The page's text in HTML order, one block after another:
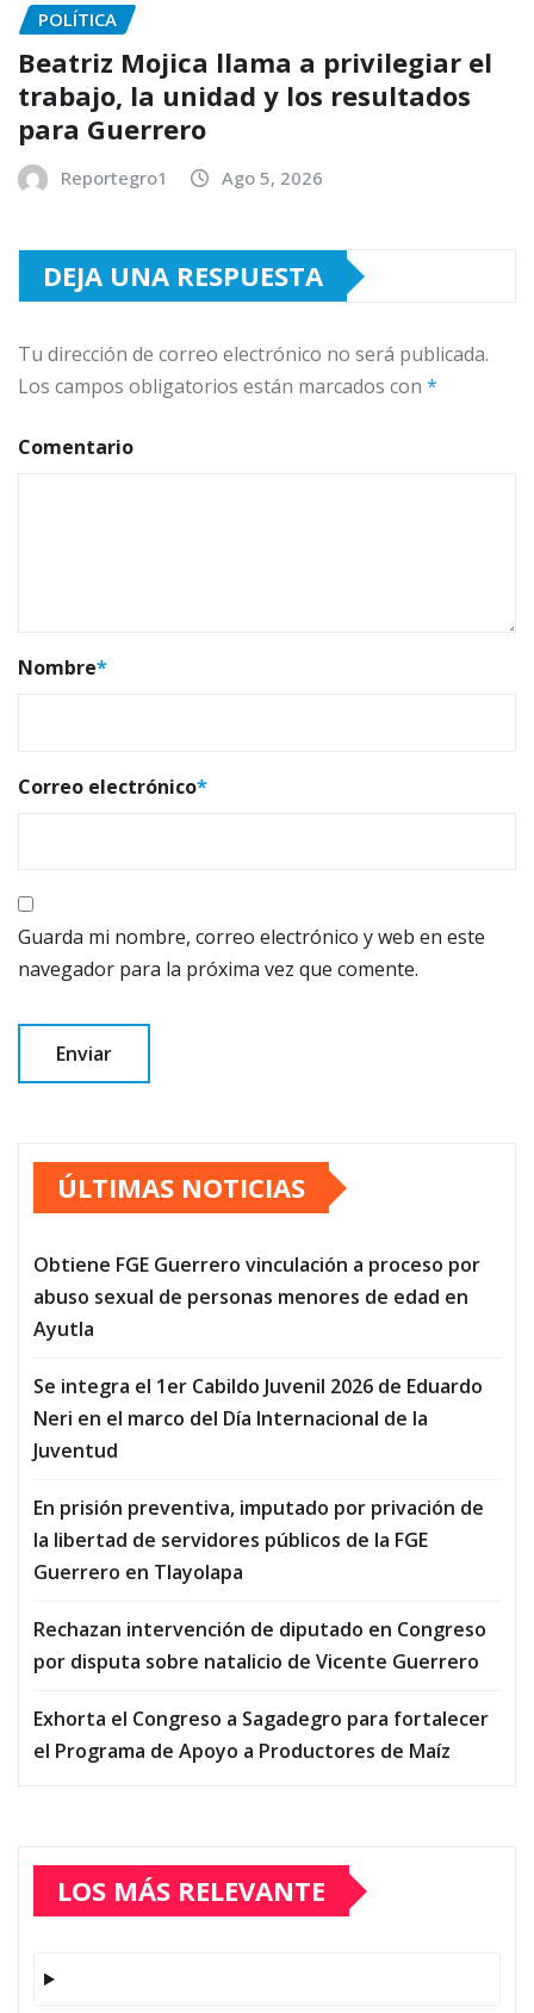
POLÍTICA
Beatriz Mojica llama a privilegiar el
trabajo, la unidad y los resultados
para Guerrero
Reportegro1 Ago 5, 2026
DEJA UNA RESPUESTA
Tu dirección de correo electrónico no será publicada.
Los campos obligatorios están marcados con *
Comentario
Nombre*
Correo electrónico*
Guarda mi nombre, correo electrónico y web en este
navegador para la próxima vez que comente.
ÚLTIMAS NOTICIAS
Obtiene FGE Guerrero vinculación a proceso por
abuso sexual de personas menores de edad en
Ayutla
Se integra el 1er Cabildo Juvenil 2026 de Eduardo
Neri en el marco del Día Internacional de la
Juventud
En prisión preventiva, imputado por privación de
la libertad de servidores públicos de la FGE
Guerrero en Tlayolapa
Rechazan intervención de diputado en Congreso
por disputa sobre natalicio de Vicente Guerrero
Exhorta el Congreso a Sagadegro para fortalecer
el Programa de Apoyo a Productores de Maíz
LOS MÁS RELEVANTE